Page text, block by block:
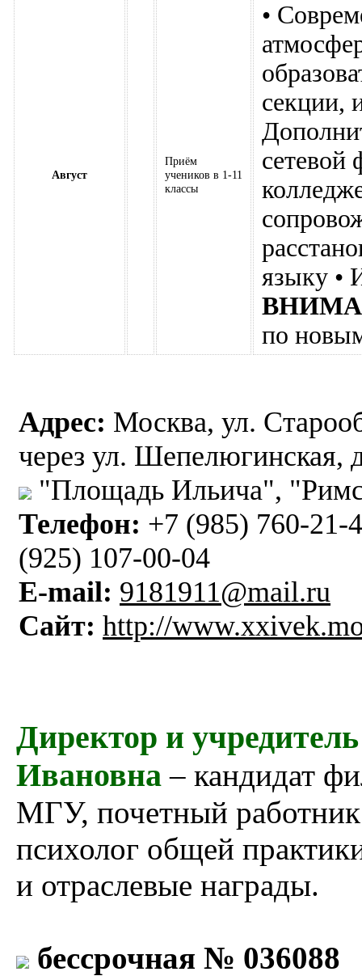
Август
Приём
учеников в 1-11
классы
•
секции,
языку •
по
Адрес: Москва, ул.
через ул. Шепелюгинская,
"Площадь Ильича",
Телефон: +7 (985) 760-21-
(925) 107-00-04
E-mail: 9181911@mail.ru
Сайт: http://
Директор и
Ивановна – кандидат
МГУ, почетный
психолог общей
и отраслевые награды.
бессрочная № 036088